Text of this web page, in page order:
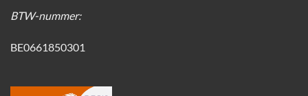
BTW-nummer:
BE0661850301